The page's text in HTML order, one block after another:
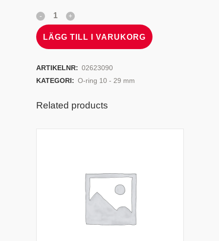
LÄGG TILL I VARUKORG
ARTIKELNR: 02623090
KATEGORI: O-ring 10 - 29 mm
Related products